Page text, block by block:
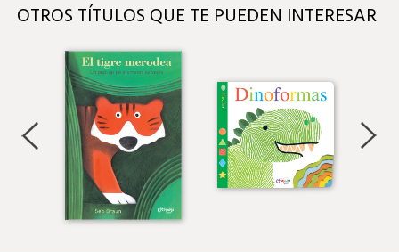
OTROS TÍTULOS QUE TE PUEDEN INTERESAR